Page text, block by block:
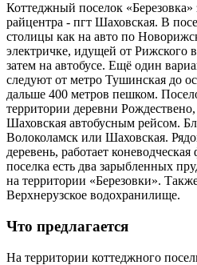
Коттеджный поселок «Березовка»
райцентра - пгт Шаховская. В
столицы как на авто по
электричке, идущей от Рижского
затем на автобусе. Ещё один
следуют от метро Тушинская до
дальше 400 метров пешком.
территории деревни Рождествено,
Шаховская автобусным рейсом.
Волоколамск или Шаховская.
деревень, работает
поселка есть два зарыбленных
на территории «Березовки».
Верхнерузское водохранилище.
Что предлагается
На территории коттеджного